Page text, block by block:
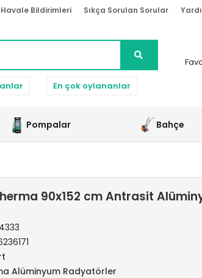
Havale Bildirimleri Sıkça Sorulan Sorular
En çok oylananlar
Pompalar Bahçe
90x152 cm Antrasit
Alüminyum Radyatörler